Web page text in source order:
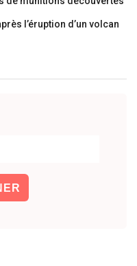
l’éruption d’un volcan